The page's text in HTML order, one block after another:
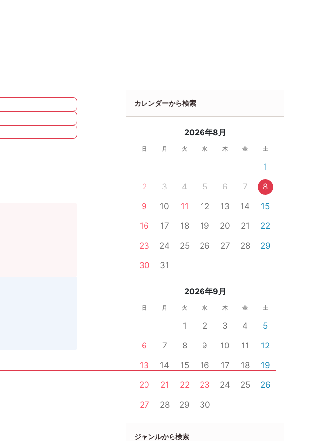
カレンダーから検索
2026年8月
日 月 火 水 木 金 土
1
2
3 4 5 6 7
8
9
10 11 12 13 14
15
16
17 18 19 20 21
22
23
24 25 26 27 28
29
30
31
2026年9月
日 月 火 水 木 金 土
1 2 3 4
5
6
7 8 9 10 11
12
13
14 15 16 17 18
19
20
21 22 23 24 25
26
27
28 29 30
ジャンルから検索